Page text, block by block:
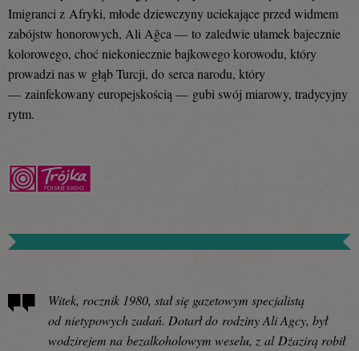
Imigranci z Afryki, młode dziewczyny uciekające przed widmem
zabójstw honorowych, Ali Ağca — to zaledwie ułamek bajecznie
kolorowego, choć niekoniecznie bajkowego korowodu, który
prowadzi nas w głąb Turcji, do serca narodu, który
— zainfekowany europejskością — gubi swój miarowy, tradycyjny
rytm.
Witek, rocznik 1980, stał się gazetowym specjalistą
od nietypowych zadań. Dotarł do rodziny Ali Agcy, był
wodzirejem na bezalkoholowym weselu, z al Dżazirą robił